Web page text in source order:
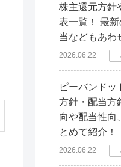
株主還元方針
表一覧！ 最
当などもあわ
2026.06.22
ピーバンドッ
方針・配当方
向や配当性向
とめて紹介！
2026.06.22